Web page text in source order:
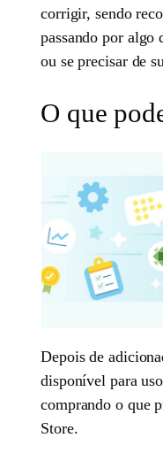
corrigir, sendo
passando por algo
ou se precisar de
O que
Depois de
disponível para
comprando o que
Store.